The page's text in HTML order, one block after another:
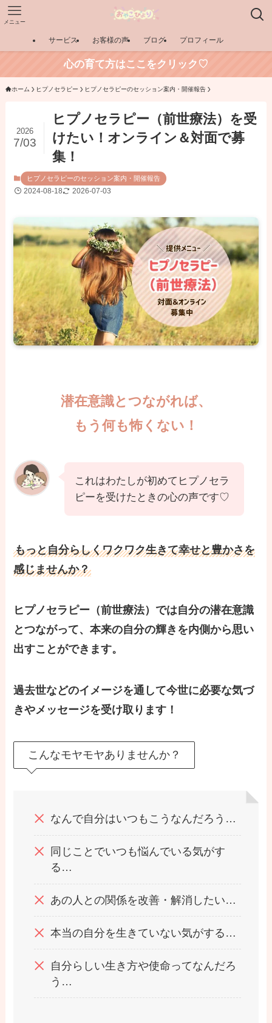
メニュー
サービス お客様の声 ブログ プロフィール
心の育て方はここをクリック♡
ホーム ヒプノセラピー ヒプノセラピーのセッション案内・開催報告
ヒプノセラピー（前世療法）を受
けたい！オンライン＆対面で募
集！
2026
7/03
ヒプノセラピーのセッション案内・開催報告
2024-08-18 2026-07-03
潜在意識とつながれば、
もう何も怖くない！
これはわたしが初めてヒプノセラ
ピーを受けたときの心の声です♡
もっと自分らしくワクワク生きて幸せと豊かさを
感じませんか？
ヒプノセラピー（前世療法）では自分の潜在意識
とつながって、本来の自分の輝きを内側から思い
出すことができます。
過去世などのイメージを通して今世に必要な気づ
きやメッセージを受け取ります！
こんなモヤモヤありませんか？
なんで自分はいつもこうなんだろう…
同じことでいつも悩んでいる気がす
る…
あの人との関係を改善・解消したい…
本当の自分を生きていない気がする…
自分らしい生き方や使命ってなんだろ
う…